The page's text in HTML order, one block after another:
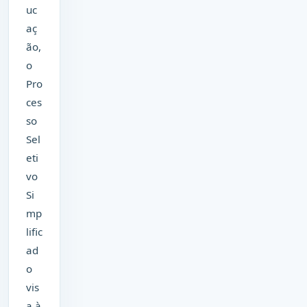
uc
aç
ão,
o
Pro
ces
so
Sel
eti
vo
Si
mp
lific
ad
o
vis